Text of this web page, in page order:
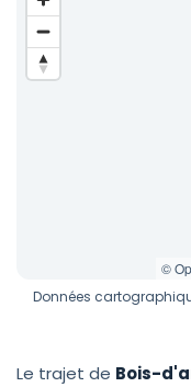
©
Données
Le trajet de Bois-